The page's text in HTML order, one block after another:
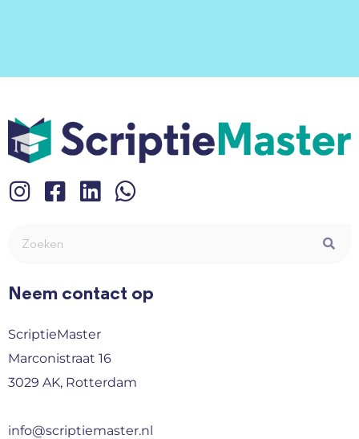
Neem contact op
ScriptieMaster
Marconistraat 16
3029 AK, Rotterdam
info@scriptiemaster.nl